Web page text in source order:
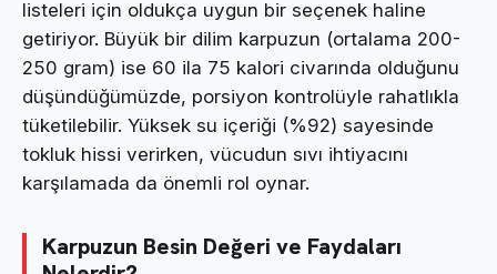
listeleri için oldukça uygun bir seçenek haline
getiriyor. Büyük bir dilim karpuzun (ortalama 200-
250 gram) ise 60 ila 75 kalori civarında olduğunu
düşündüğümüzde, porsiyon kontrolüyle rahatlıkla
tüketilebilir. Yüksek su içeriği (%92) sayesinde
tokluk hissi verirken, vücudun sıvı ihtiyacını
karşılamada da önemli rol oynar.
Karpuzun Besin Değeri ve Faydaları